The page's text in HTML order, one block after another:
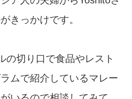
きっかけです。
の切り口で食品やレスト
ムで紹介しているマレー